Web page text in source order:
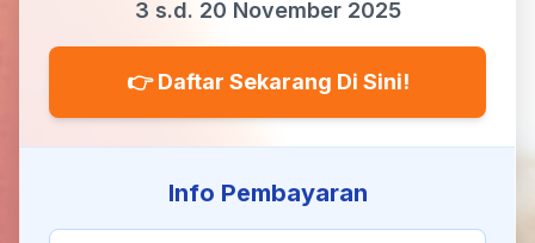
3 s.d. 20 November 2025
👉 Daftar Sekarang Di Sini!
Info Pembayaran